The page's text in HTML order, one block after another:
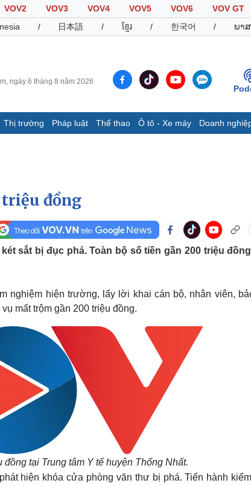
VOV2 VOV3 VOV4 VOV5 VOV6
VOV GT
/ 日本語 / ខ្មែរ / 한국어 / ພາ
ngày 6 tháng 8 năm 2026
Thị trường Pháp luật Thể thao Ô tô - Xe máy Doanh
thao
Thế giới thể thao
eSports
Hậu trường
Ô tô - Xe máy
Tư vấn
Sân khấu - Điện ảnh
Văn học
Âm nhạc
Nghệ sĩ
Thời trang
Sao Việt
đồng
sắt bị đục phá. Toàn bộ số tiền gần 200 triệu
nghiệm hiện trường, lấy lời khai cán bộ, nhân viên,
mất trộm gần 200 triệu đồng.
tại Trung tâm Y tế huyện Thống Nhất.
hiện khóa cửa phòng văn thư bị phá. Tiến hành